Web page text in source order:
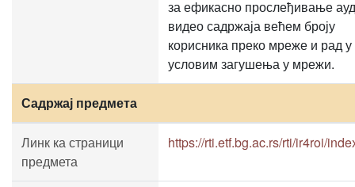
за ефикасно прослеђивање
видео садржаја већем броју
корисника преко мреже и рад у
условим загушења у мрежи.
Садржај предмета
Линк ка страници
предмета
https://rti.etf.bg.ac.rs/rti/ir4roi/